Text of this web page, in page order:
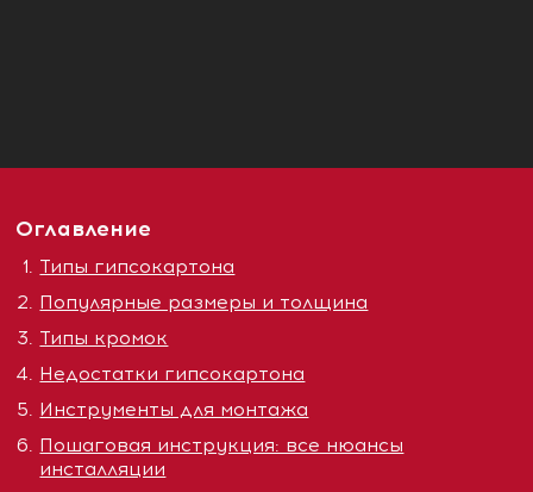
Оглавление
Типы гипсокартона
Популярные размеры и толщина
Типы кромок
Недостатки гипсокартона
Инструменты для монтажа
Пошаговая инструкция: все нюансы
инсталляции